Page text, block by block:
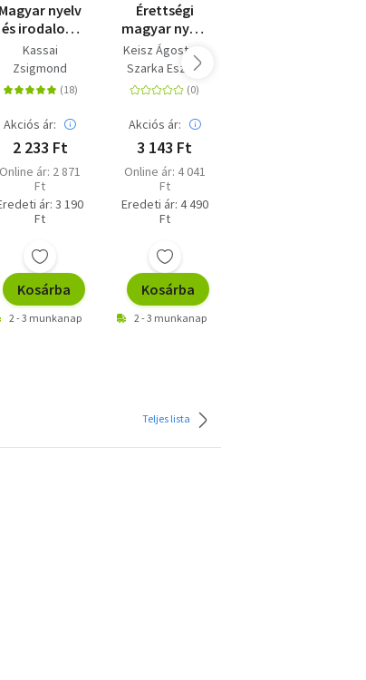
Magyar nyelv
és irodalom
gyakorlókönyv
8. osztályos
tanulóknak -
Jegyre megy
Kassai
Zsigmond
Akciós ár:
2 233 Ft
Online ár: 2 871
Ft
ár: 3 190
Ft
Kosárba
2 - 3 munkanap
Érettségi
magyar nyelv
és irodalom -
Feladatsorok
a középszintű
írásbeli
vizsgára -
érvényes
érettségi
szerint
Keisz Ágoston
Szarka Eszter
Akciós ár:
3 143 Ft
Online ár: 4 041
Ft
Eredeti ár: 4 490
Ft
Kosárba
2 - 3 munkanap
Teljes lista